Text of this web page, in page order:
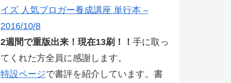
イズ 人気ブロガー養成講座 単行本 –
2016/10/8
2週間で重版出来！現在13刷！！ 手に取っ
てくれた方全員に感謝します。
特設ページで書評を紹介しています。書